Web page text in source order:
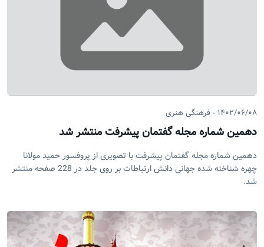
۱۴۰۲/۰۶/۰۸ فرهنگی هنری
دهمین شماره مجله گفتمان پیشرفت منتشر شد
دهمین شماره مجله گفتمان پیشرفت با تصویری از پروفسور حمید مولانا
چهره شناخته شده جهانی دانش ارتباطات بر روی جلد در 228 صفحه منتشر
شد.